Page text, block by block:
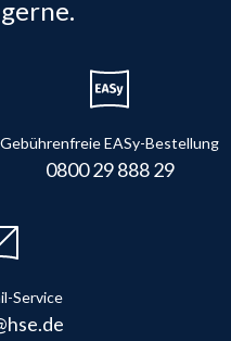
Gebührenfreie EASy-Bestellung
0800 29 888 29
Service